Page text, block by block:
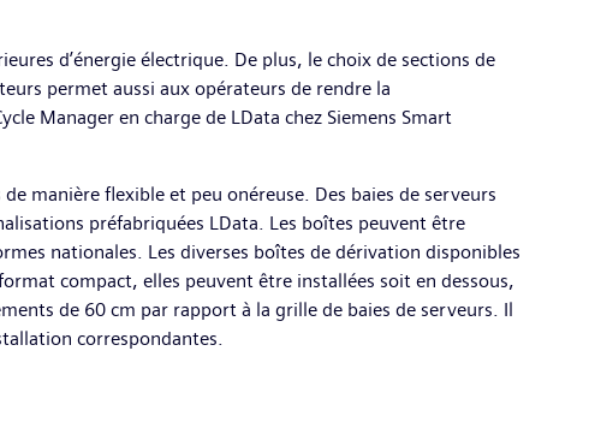
d’énergie électrique. De plus, le choix de sections de
permet aussi aux opérateurs de rendre la
Manager en charge de LData chez Siemens Smart
manière flexible et peu onéreuse. Des baies de serveurs
préfabriquées LData. Les boîtes peuvent être
nationales. Les diverses boîtes de dérivation disponibles
compact, elles peuvent être installées soit en dessous,
de 60 cm par rapport à la grille de baies de serveurs. Il
correspondantes.